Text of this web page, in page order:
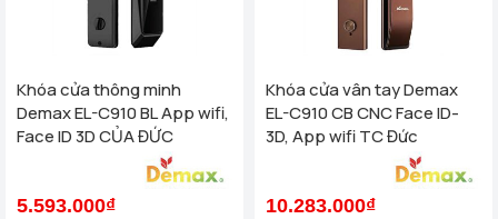
Khóa cửa thông minh
Demax EL-C910 BL App wifi,
Face ID 3D CỦA ĐỨC
5.593.000₫
Khóa cửa vân tay Demax
EL-C910 CB CNC Face ID-
3D, App wifi TC Đức
10.283.000₫